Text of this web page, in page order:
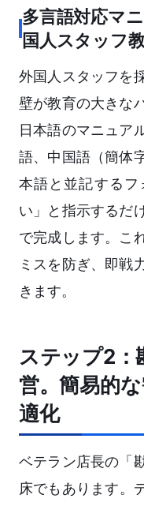
多言語対応マ
国人スタッフ
外国人スタッフを
壁が教育の大きな
日本語のマニュア
語、中国語（簡体
本語と並記するフ
い」と指示するだ
で完成します。こ
ミスを防ぎ、即戦
きます。
ステップ2：
営。簡易的
適化
ベテラン店長の「
床でもあります。